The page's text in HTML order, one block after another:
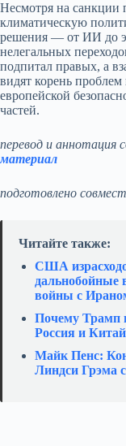
Несмотря на санкции
климатическую
решения — от ИИ до
нелегальных
подпитал правых, а
видят корень
европейской
частей.
перевод и
материал
подготовлено
Читайте также:
США
дальнобойные
войны с
Почему Трамп
Россия и
Майк Пенс:
Линдси Грэма